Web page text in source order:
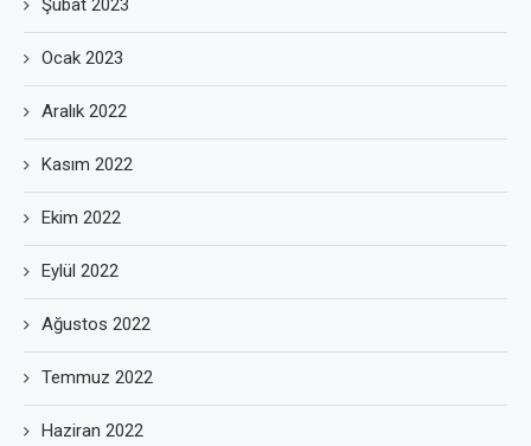
Şubat 2023
Ocak 2023
Aralık 2022
Kasım 2022
Ekim 2022
Eylül 2022
Ağustos 2022
Temmuz 2022
Haziran 2022